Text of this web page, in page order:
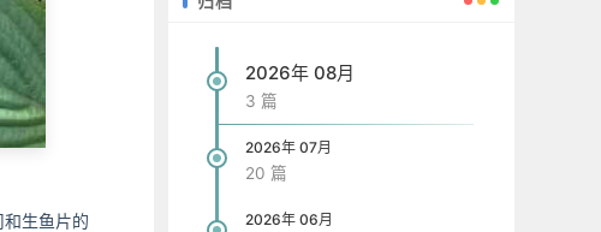
生鱼片的
2026年 08月
3 篇
2026年 07月
20 篇
2026年 06月